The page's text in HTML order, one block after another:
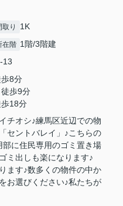
取り 1K
在階 1階/3階建
13
歩8分
徒歩9分
歩18分
チオシ♪練馬区近辺での物
セントバレイ」♪こちらの
に住民専用のゴミ置き場
ミ出しも楽になります♪
ます♪数多くの物件の中か
お選びください♪私たちが